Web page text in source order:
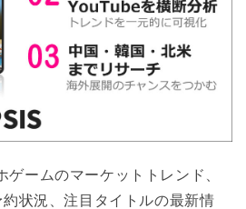
ゲームのマーケットトレンド、
状況、注目タイトルの最新情